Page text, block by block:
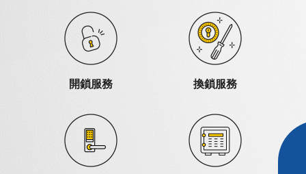
開鎖服務 換鎖服務